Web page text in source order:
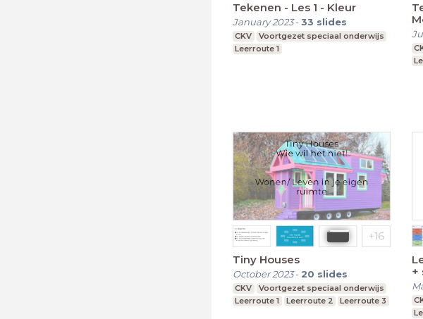
Tekenen - Les 1 - Kleur
January 2023-33 slides
CKV
Voortgezet speciaal onderwijs
Leerroute 1
Tiny Houses
October 2023- 20 slides
CKV
Voortgezet speciaal onderwijs
Leerroute 1
Leerroute 2 Leerroute 3
+